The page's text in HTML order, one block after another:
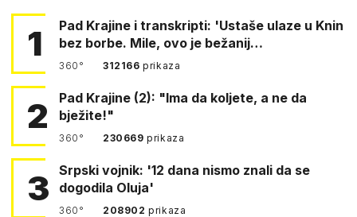
1
Pad Krajine i transkripti: 'Ustaše ulaze u Knin
bez borbe. Mile, ovo je bežanij…
360° 312166prikaza
2
Pad Krajine (2): "Ima da koljete, a ne da
bježite!"
360° 230669prikaza
3
Srpski vojnik: '12 dana nismo znali da se
dogodila Oluja'
360° 208902prikaza